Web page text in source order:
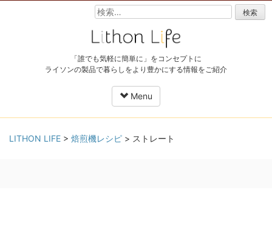
検
索:
「誰でも気軽に簡単に」をコンセプトに
ライソンの製品で暮らしをより豊かにする情報をご紹介
Menu
to
LITHON LIFE > 焙煎機レシピ > ストレート